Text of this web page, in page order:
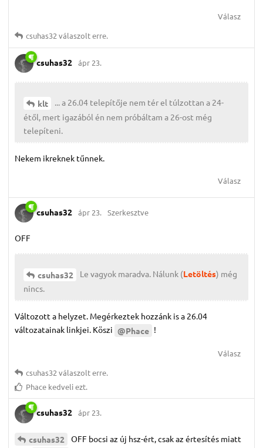
Válasz
csuhas32 válaszolt erre.
csuhas32 ápr 23.
klt
... a 26.04 telepítője nem tér el túlzottan a 24-
étől, mert igazából én nem próbáltam a 26-ost még
telepíteni.
Nekem ikreknek tűnnek.
Válasz
csuhas32 ápr 23. Szerkesztve
OFF
csuhas32 Le vagyok maradva. Nálunk (Letöltés) még
nincs.
Változott a helyzet. Megérkeztek hozzánk is a 26.04
változatainak linkjei. Köszi @Phace !
Válasz
csuhas32 válaszolt erre.
Phace kedveli ezt.
csuhas32 ápr 23.
csuhas32
OFF bocsi az új hsz-ért, csak az értesítés miatt